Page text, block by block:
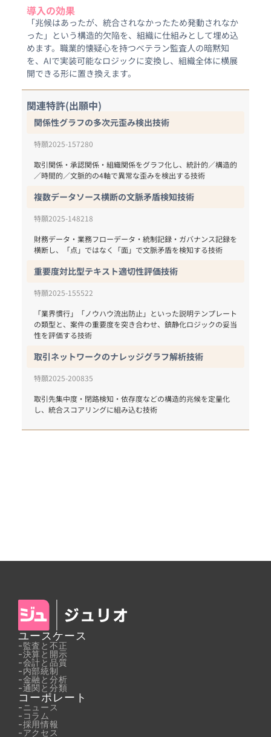
導入の効果
「兆候はあったが、統合されなかったため発動されなか
った」という構造的欠陥を、組織に仕組みとして埋め込
めます。職業的懐疑心を持つベテラン監査人の暗黙知
を、AIで実装可能なロジックに変換し、組織全体に横展
開できる形に置き換えます。
関連特許(出願中)
関係性グラフの多次元歪み検出技術
特願2025-157280
取引関係・承認関係・組織関係をグラフ化し、統計的／構造的
／時間的／文脈的の4軸で異常な歪みを検出する技術
複数データソース横断の文脈矛盾検知技術
特願2025-148218
財務データ・業務フローデータ・統制記録・ガバナンス記録を
重要度対比型テキスト適切性評価技術
特願2025-155522
「業界慣行」「ノウハウ流出防止」といった説明テンプレート
の類型と、案件の重要度を突き合わせ、鎮静化ロジックの妥当
性を評価する技術
取引ネットワークのナレッジグラフ解析技術
特願2025-200835
取引先集中度・閉路検知・依存度などの構造的兆候を定量化
ユースケース
-監査と不正
-決算と開示
-会計と品質
-内部統制
-金融と分析
-通関と分類
コーポレート
- ニュース
- コラム
-採用情報
-アクセス